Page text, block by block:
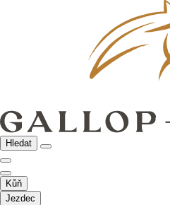
Hledat
Kůň
Jezdec